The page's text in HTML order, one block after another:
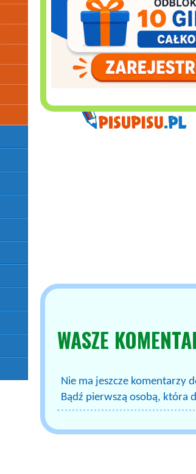
WASZE
Nie ma jeszcze komentarzy
Bądź pierwszą osobą, która